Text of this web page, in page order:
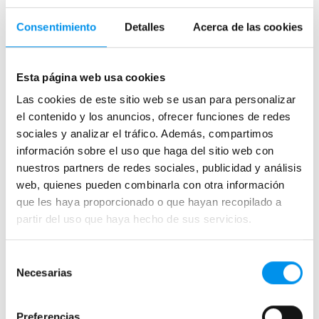
Consentimiento Detalles Acerca de las cookies
Esta página web usa cookies
Las cookies de este sitio web se usan para personalizar
el contenido y los anuncios, ofrecer funciones de redes
sociales y analizar el tráfico. Además, compartimos
información sobre el uso que haga del sitio web con
nuestros partners de redes sociales, publicidad y análisis
web, quienes pueden combinarla con otra información
que les haya proporcionado o que hayan recopilado a
partir del uso que haya hecho de sus servicios.
Necesarias
Preferencias
Consulta con nosotros el plato de ducha de mármol
a precio increíble según medidas, tipo de canto,
necesidades para que el resultado final esté a la
altura de tus expectativas y tu baño luzca como lo
imaginas.
Cerámica - porcelana
Acrílico
Platos de ducha de piedra
Solid surface
Mármol
Madera
Negro